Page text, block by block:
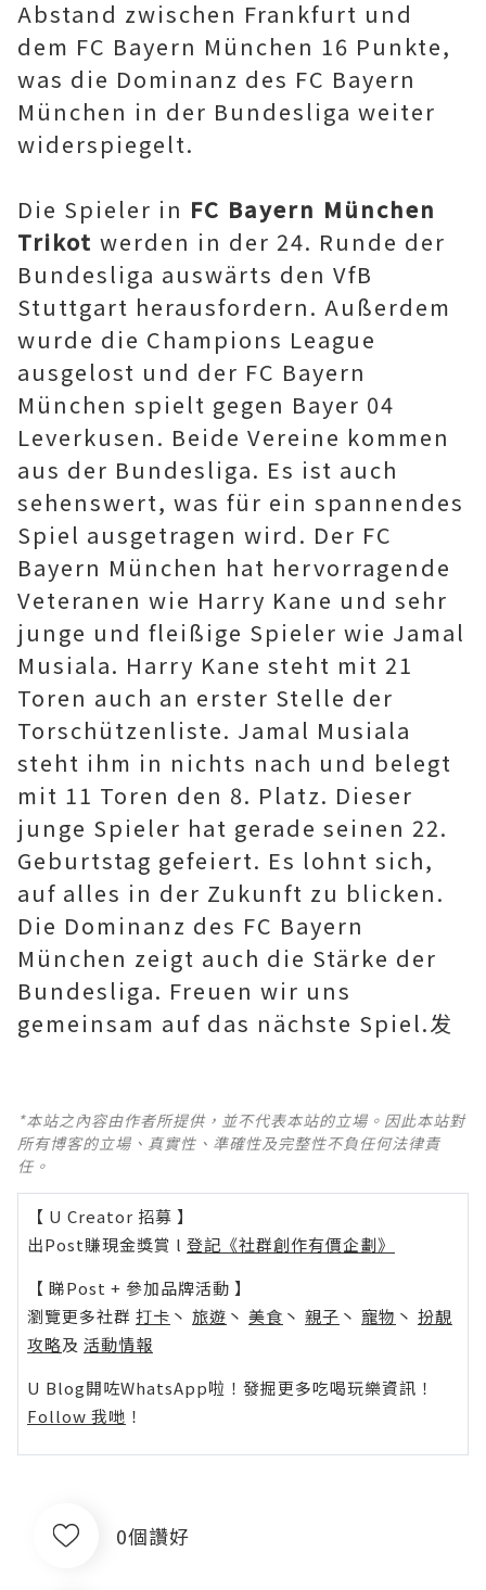
Abstand zwischen Frankfurt und
dem FC Bayern München 16 Punkte,
was die Dominanz des FC Bayern
München in der Bundesliga weiter
widerspiegelt.
Die Spieler in FC Bayern München
Trikot werden in der 24. Runde der
Bundesliga auswärts den VfB
Stuttgart herausfordern. Außerdem
wurde die Champions League
ausgelost und der FC Bayern
München spielt gegen Bayer 04
Leverkusen. Beide Vereine kommen
aus der Bundesliga. Es ist auch
sehenswert, was für ein spannendes
Spiel ausgetragen wird. Der FC
Bayern München hat hervorragende
Veteranen wie Harry Kane und sehr
junge und fleißige Spieler wie Jamal
Musiala. Harry Kane steht mit 21
Toren auch an erster Stelle der
Torschützenliste. Jamal Musiala
steht ihm in nichts nach und belegt
mit 11 Toren den 8. Platz. Dieser
junge Spieler hat gerade seinen 22.
Geburtstag gefeiert. Es lohnt sich,
auf alles in der Zukunft zu blicken.
Die Dominanz des FC Bayern
München zeigt auch die Stärke der
Bundesliga. Freuen wir uns
gemeinsam auf das nächste Spiel.发
*本站之內容由作者所提供，並不代表本站的立場。因此本站對
所有博客的立場、真實性、準確性及完整性不負任何法律責
任。
【 U Creator 招募 】
出Post賺現金獎賞 l 登記《社群創作有價企劃》
【 睇Post + 參加品牌活動 】
瀏覽更多社群 打卡 丶 旅遊 丶 美食 丶 親子 丶 寵物 丶 扮靚
攻略及 活動情報
U Blog開咗WhatsApp啦！發掘更多吃喝玩樂資訊！
Follow 我哋 ！
0個讚好